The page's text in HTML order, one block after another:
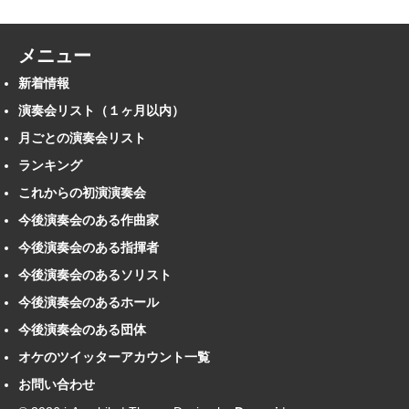
メニュー
新着情報
演奏会リスト（１ヶ月以内）
月ごとの演奏会リスト
ランキング
これからの初演演奏会
今後演奏会のある作曲家
今後演奏会のある指揮者
今後演奏会のあるソリスト
今後演奏会のあるホール
今後演奏会のある団体
オケのツイッターアカウント一覧
お問い合わせ